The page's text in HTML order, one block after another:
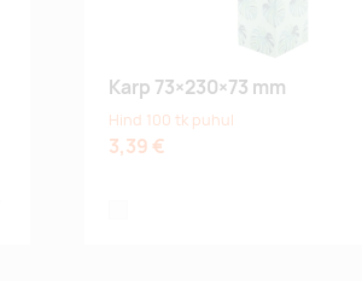
Karp 73×230×73 mm
Hind 100 tk puhul
3,39 €